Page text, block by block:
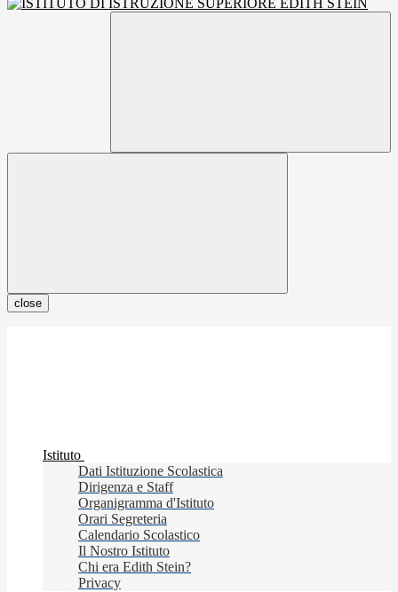
close
Istituto
Dati Istituzione Scolastica
Dirigenza e Staff
Organigramma d'Istituto
Orari Segreteria
Calendario Scolastico
Il Nostro Istituto
Chi era Edith Stein?
Privacy